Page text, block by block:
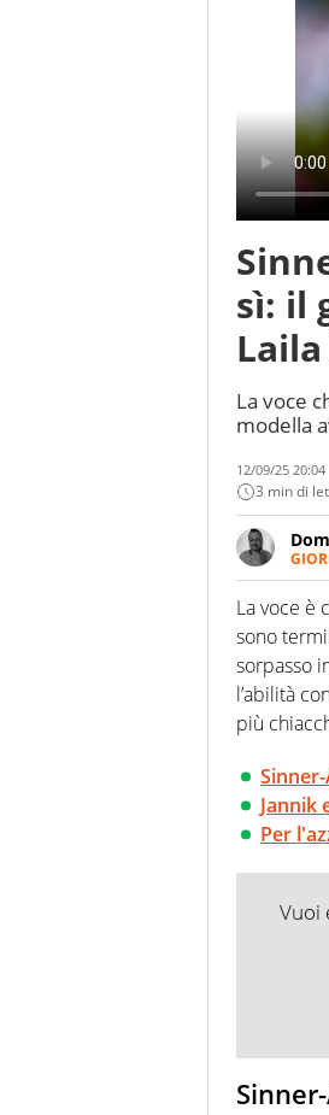
sì: il
La voce
modella
12/09/25 20:04
3 min di
Da
La voce è
sono
sorpasso
l’abilità
più
Jannik
Per
Vuoi